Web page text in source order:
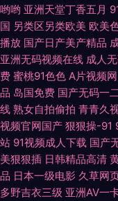
日精品8区 伊人久久免费
内AV在线
哟哟 亚洲天堂丁香五月
国 另类区另类欧美 欧美
播放 国产日产美产精品
亚洲无码视频在线 成人
费 蜜桃91色色 A片视频网
品 岛国免费 国产无码一二
线 熟女自拍偷拍 青青久
视频官网国产 狠狠操-91
站 91视频成人下载 国产
美狠狠插 日韩精品高清
品 日本一级电影 久草网
多野吉衣三级 亚洲AV一